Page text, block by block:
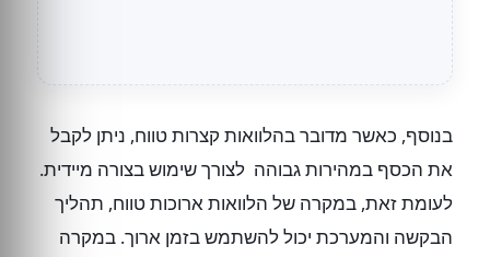
בנוסף, כאשר מדובר בהלוואות קצרות טווח, ניתן לקבל
את הכסף במהירות גבוהה לצורך שימוש בצורה מיידית.
לעומת זאת, במקרה של הלוואות ארוכות טווח, תהליך
הבקשה והמערכת יכול להשתמש בזמן ארוך. במקרה